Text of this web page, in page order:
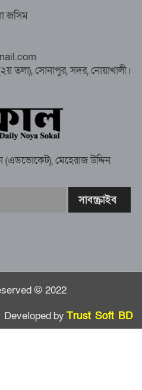
ইসলামী মহাসমাবেশের প্রস্তুতি
নেবেন লক্ষাধিক মানুষ
ইসলামী ছাত্রশিবিরের ‘অদম্য
অভিযোগে সাবেক ভাইস
মিলাদ ও দোয়া
জসিম
(২য় তলা), সোনাপুর, সদর, নোয়াখালী।
(এডভোকেট), মেহেরাজ উদ্দিন
© 2022
Developed by Trust Soft BD